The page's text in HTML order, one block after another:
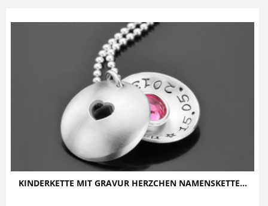
KINDERKETTE MIT GRAVUR HERZCHEN NAMENSKETTE...